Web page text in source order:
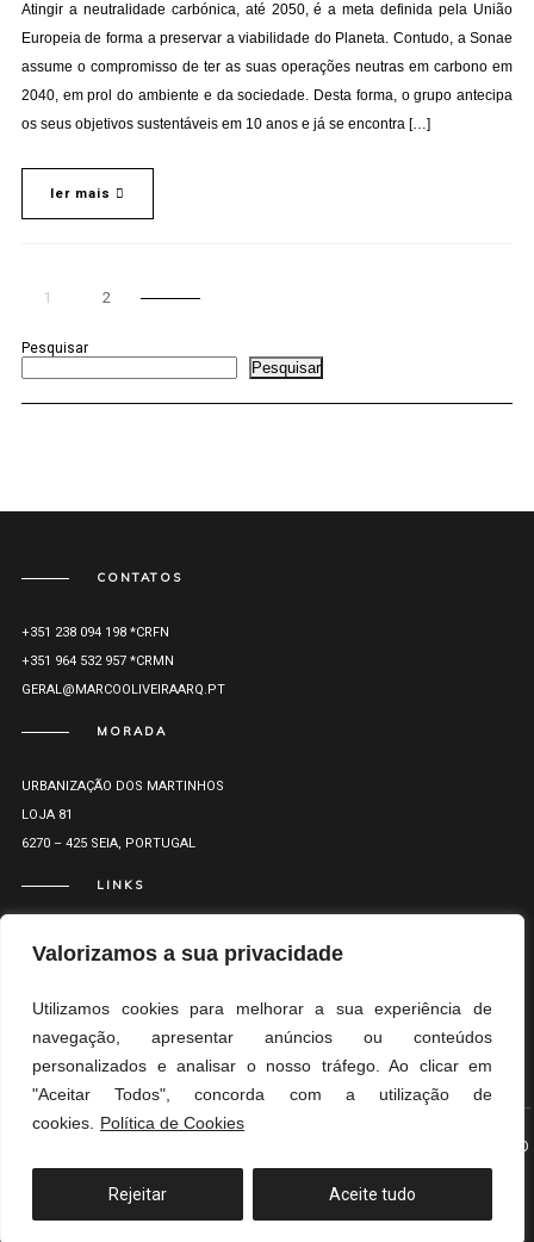
Valorizamos a sua privacidade
Utilizamos cookies para melhorar a sua experiência de
navegação, apresentar anúncios ou conteúdos
personalizados e analisar o nosso tráfego. Ao clicar em
"Aceitar Todos", concorda com a utilização de
cookies.
Política de Cookies
Rejeitar Aceite tudo
Atingir a neutralidade carbónica, até 2050, é a meta definida pela União
Europeia de forma a preservar a viabilidade do Planeta. Contudo, a Sonae
assume o compromisso de ter as suas operações neutras em carbono em
2040, em prol do ambiente e da sociedade. Desta forma, o grupo antecipa
os seus objetivos sustentáveis em 10 anos e já se encontra […]
ler mais
1 2
Pesquisar
Pesquisar
CONTATOS
+351 238 094 198 *CRFN
+351 964 532 957 *CRMN
GERAL@MARCOOLIVEIRAARQ.PT
MORADA
URBANIZAÇÃO DOS MARTINHOS
LOJA 81
6270 – 425 SEIA, PORTUGAL
LINKS
TOPO